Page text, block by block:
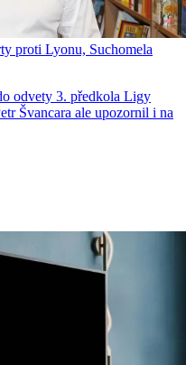
proti Lyonu, Suchomela
odvety 3. předkola Ligy
Švancara ale upozornil i na